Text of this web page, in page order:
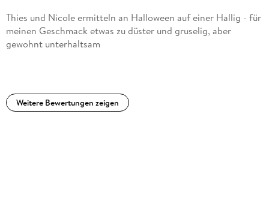
Thies und Nicole ermitteln an Halloween auf einer Hallig - für
meinen Geschmack etwas zu düster und gruselig, aber
gewohnt unterhaltsam
Weitere Bewertungen zeigen